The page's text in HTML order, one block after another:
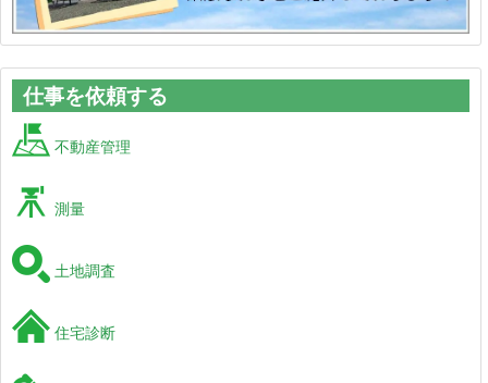
仕事を依頼する
不動産管理
測量
土地調査
住宅診断